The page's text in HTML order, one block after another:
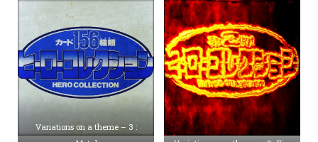
Variations on a theme – 3 :